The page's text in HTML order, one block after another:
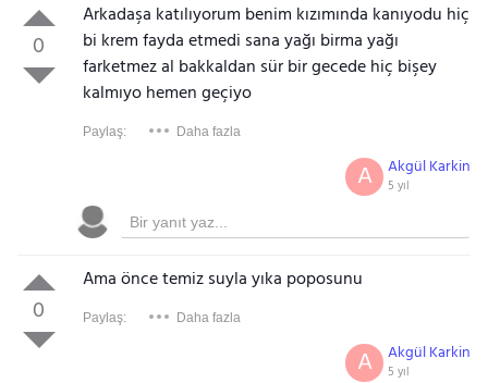
0
Arkadaşa katılıyorum benim kızımında kanıyodu hiç
bi krem fayda etmedi sana yağı birma yağı
farketmez al bakkaldan sür bir gecede hiç bişey
kalmıyo hemen geçiyo
Paylaş: Daha fazla
Akgül Karkin
5 yıl
A
0
Ama önce temiz suyla yıka poposunu
Paylaş: Daha fazla
Akgül Karkin
5 yıl
A